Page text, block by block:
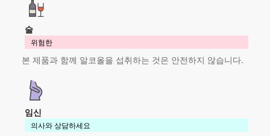
술
위험한
본 제품과 함께 알코올을 섭취하는 것은 안전하지 않습니다.
임신
의사와 상담하세요